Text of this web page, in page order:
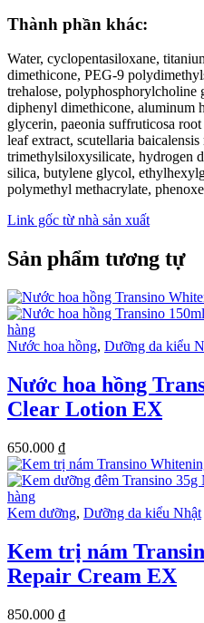
Thành phần khác:
Water, cyclopentasiloxane,
dimethicone, PEG-9
trehalose, polyphosphorylcholine
diphenyl dimethicone, aluminum
glycerin, paeonia suffruticosa
leaf extract, scutellaria baicalensis
trimethylsiloxysilicate, hydrogen
silica, butylene glycol,
polymethyl methacrylate,
Link gốc từ nhà sản xuất
Sản phẩm tương tự
hàng
Nước hoa hồng, Dưỡng da kiểu
Nước hoa hồng
Clear Lotion EX
650.000 ₫
hàng
Kem dưỡng, Dưỡng da kiểu Nhật
Kem trị nám
Repair Cream EX
850.000 ₫